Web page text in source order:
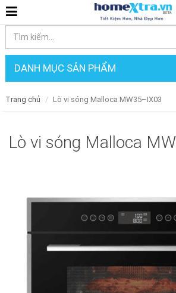
DANH MỤC SẢN PHẨM
Trang chủ Lò vi sóng Malloca MW35–IX03
Lò vi sóng Malloca